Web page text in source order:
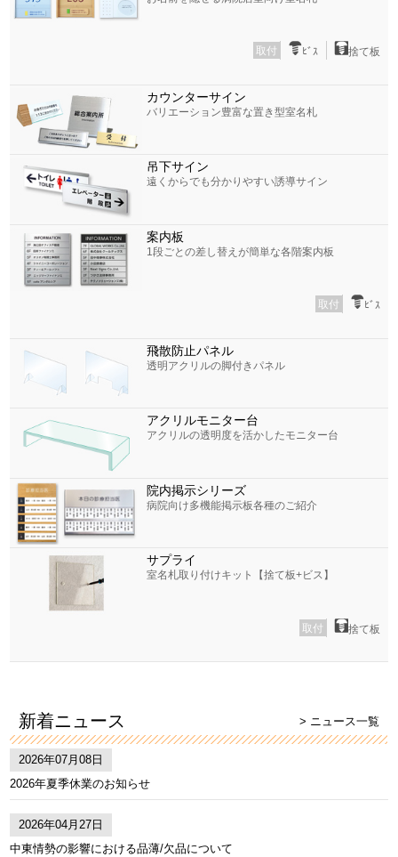
取付 ﾋﾞｽ 捨て板
カウンターサイン
バリエーション豊富な置き型室名札
吊下サイン
遠くからでも分かりやすい誘導サイン
案内板
1段ごとの差し替えが簡単な各階案内板
取付 ﾋﾞｽ
飛散防止パネル
透明アクリルの脚付きパネル
アクリルモニター台
アクリルの透明度を活かしたモニター台
院内掲示シリーズ
病院向け多機能掲示板各種のご紹介
サプライ
室名札取り付けキット【捨て板+ビス】
取付 捨て板
新着ニュース > ニュース一覧
2026年07月08日
2026年夏季休業のお知らせ
2026年04月27日
中東情勢の影響における品薄/欠品について